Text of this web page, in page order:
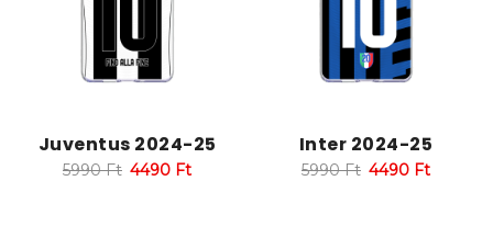
Juventus 2024-25
5990Ft 4490 Ft
Inter 2024-25
5990Ft 4490 Ft